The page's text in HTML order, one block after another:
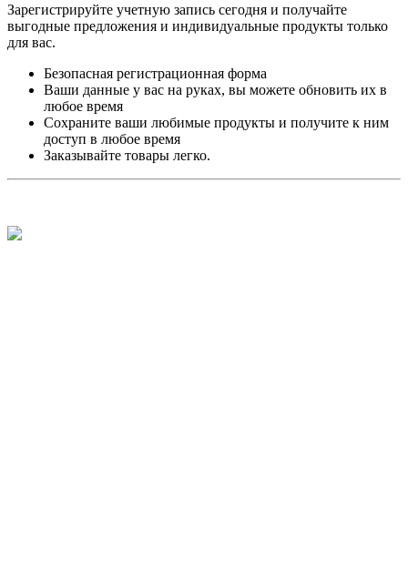
Зарегистрируйте учетную запись сегодня и получайте
выгодные предложения и индивидуальные продукты только
для вас.
Безопасная регистрационная форма
Ваши данные у вас на руках, вы можете обновить их в
любое время
Сохраните ваши любимые продукты и получите к ним
доступ в любое время
Заказывайте товары легко.